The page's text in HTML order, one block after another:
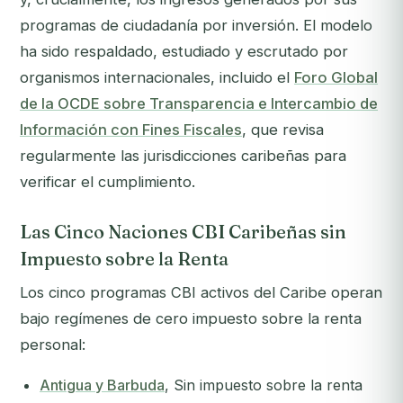
programas de ciudadanía por inversión. El modelo
ha sido respaldado, estudiado y escrutado por
organismos internacionales, incluido el Foro Global
de la OCDE sobre Transparencia e Intercambio de
Información con Fines Fiscales, que revisa
regularmente las jurisdicciones caribeñas para
verificar el cumplimiento.
Las Cinco Naciones CBI Caribeñas sin
Impuesto sobre la Renta
Los cinco programas CBI activos del Caribe operan
bajo regímenes de cero impuesto sobre la renta
personal:
Antigua y Barbuda, Sin impuesto sobre la renta